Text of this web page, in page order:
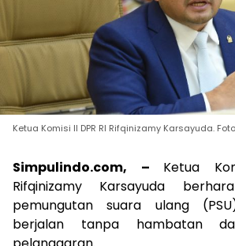
Ketua Komisi II DPR RI Rifqinizamy Karsayuda.
Simpulindo.com, – Ketua
Rifqinizamy Karsayuda
pemungutan suara ulang
berjalan tanpa hambatan